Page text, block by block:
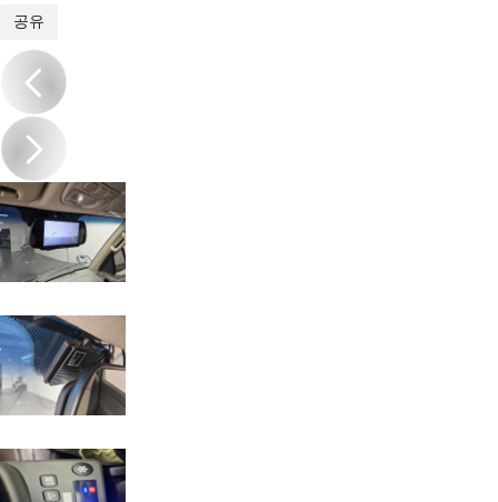
공유
/20